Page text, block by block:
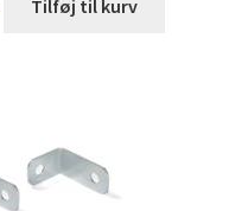
Tilføj til kurv